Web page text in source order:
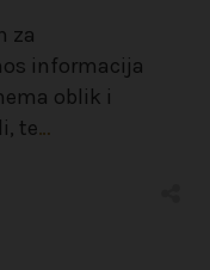
za
informacija
oblik i
te…